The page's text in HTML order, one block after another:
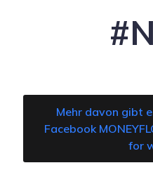
Mehr davon gibt
Facebook
for